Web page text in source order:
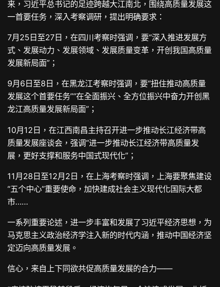
来，习近平总书记的足迹跨越大江南北，围绕高质量发展这
一首要任务，深入考察调研，提出明确要求：
7月25日至27日，在四川考察时强调，要“深入推进发展方
式、发展动力、发展领域、发展质量变革，开创我国高质量
发展新局面”；
9月6日至8日，在黑龙江考察时强调，要“扭住推动高质量
发展这个首要任务”“在全面振兴、全方位振兴中奋力开创黑
龙江高质量发展新局面”；
10月12日，在江西南昌主持召开进一步推动长江经济带高
质量发展座谈会，强调“进一步推动长江经济带高质量发
展，更好支撑和服务中国式现代化”；
11月28日至12月2日，在上海考察时强调，上海要聚焦建设
“五个中心”重要使命，加快建成社会主义现代化国际大都
市……
一系列重要论述，进一步丰富和发展了习近平经济思想，为
马克思主义政治经济学注入新的时代内涵，推动中国经济坚
定迈向高质量发展。
信心，来自上下同欲共促高质量发展的合力——